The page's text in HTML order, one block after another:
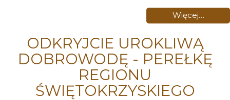
Więcej…
ODKRYJCIE UROKLIWĄ
DOBROWODĘ - PEREŁKĘ
REGIONU
ŚWIĘTOKRZYSKIEGO